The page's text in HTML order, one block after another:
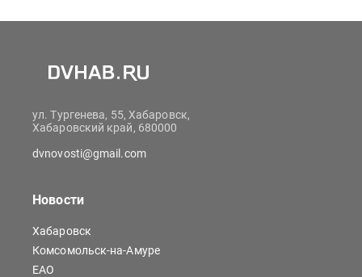
ул. Тургенева, 55, Хабаровск,
Хабаровский край, 680000
dvnovosti@gmail.com
Новости
Хабаровск
Комсомольск-на-Амуре
ЕАО